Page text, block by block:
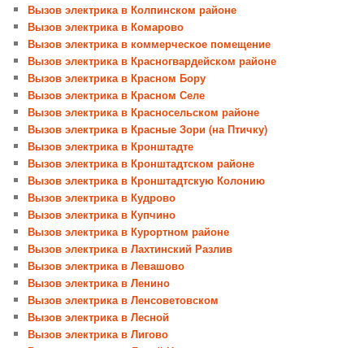
Вызов электрика в Колпинском районе
Вызов электрика в Комарово
Вызов электрика в коммерческое помещение
Вызов электрика в Красногвардейском районе
Вызов электрика в Красном Бору
Вызов электрика в Красном Селе
Вызов электрика в Красносельском районе
Вызов электрика в Красные Зори (на Птичку)
Вызов электрика в Кронштадте
Вызов электрика в Кронштадтском районе
Вызов электрика в Кронштадтскую Колонию
Вызов электрика в Кудрово
Вызов электрика в Купчино
Вызов электрика в Курортном районе
Вызов электрика в Лахтинский Разлив
Вызов электрика в Левашово
Вызов электрика в Ленино
Вызов электрика в Ленсоветовском
Вызов электрика в Лесной
Вызов электрика в Лигово